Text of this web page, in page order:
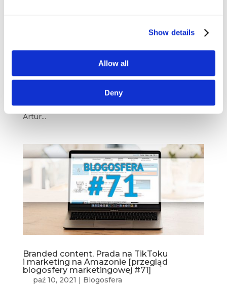
Show details
Allow all
Deny
wywiad z Arturem Maciorowskim [questus
Przyspieszona adopcja technologii, nawet wśród
na reklamę. Rosnąca siła mobile i martech –
o tym jak wygląda krajobraz po burzy, czyli
marketing po COVID-19, opowiada ekspert CIM,
Artur...
Branded content, Prada na TikToku
i marketing na Amazonie [przegląd
blogosfery marketingowej #71]
paź 10, 2021 | Blogosfera